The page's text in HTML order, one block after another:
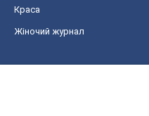
Краса
Жіночий журнал